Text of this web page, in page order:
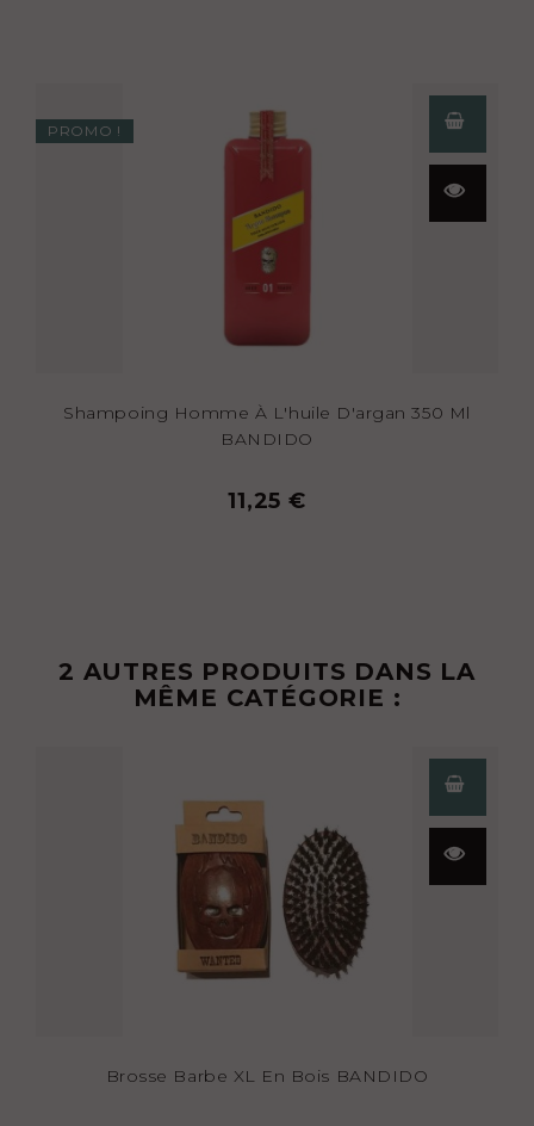
PROMO !
Shampoing Homme À L'huile D'argan 350 Ml
BANDIDO
11,25 €
2 AUTRES PRODUITS DANS LA
MÊME CATÉGORIE :
Brosse Barbe XL En Bois BANDIDO